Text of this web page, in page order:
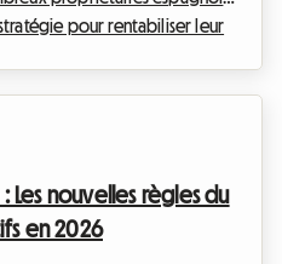
pour rentabiliser leur
Mai...
Les nouvelles règles du
en 2026